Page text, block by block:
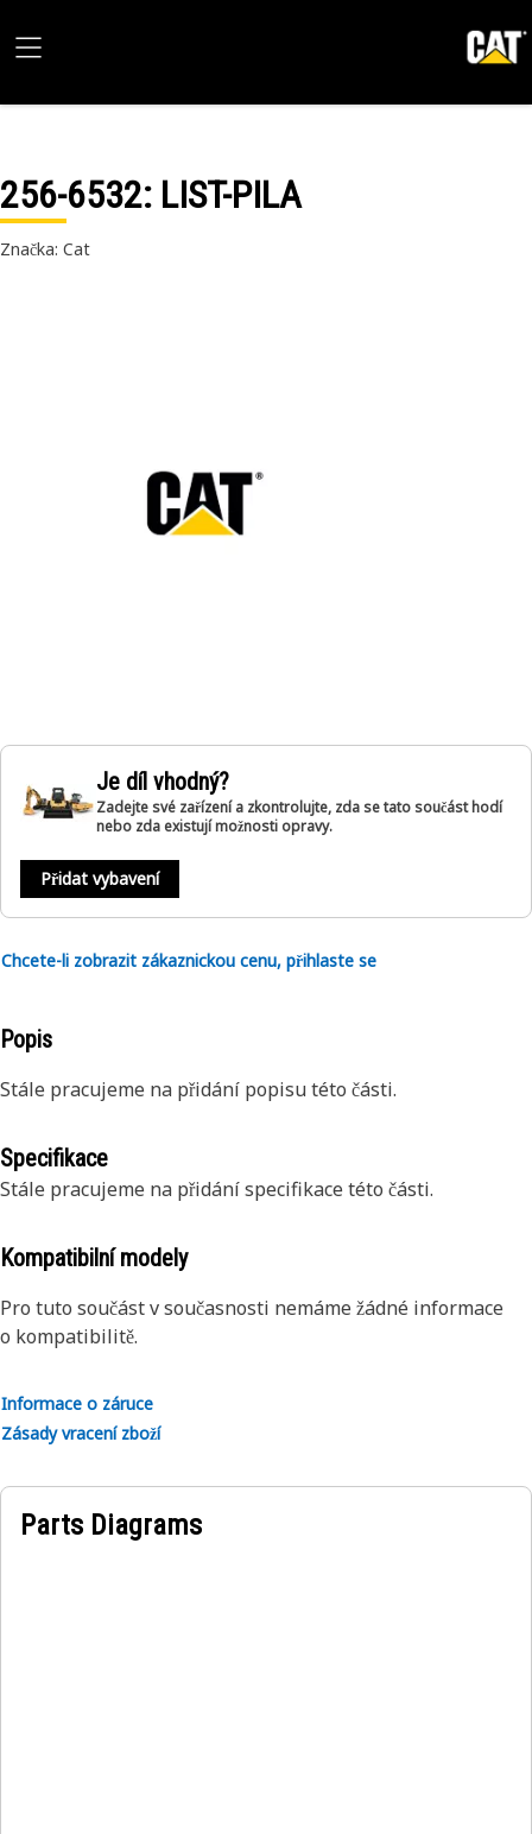
256-6532: LIST-PILA
Značka: Cat
Je díl vhodný?
Zadejte své zařízení a zkontrolujte, zda se tato součást hodí
nebo zda existují možnosti opravy.
Přidat vybavení
Chcete-li zobrazit zákaznickou cenu, přihlaste se
Popis
Stále pracujeme na přidání popisu této části.
Specifikace
Stále pracujeme na přidání specifikace této části.
Kompatibilní modely
Pro tuto součást v současnosti nemáme žádné informace
o kompatibilitě.
Informace o záruce
Zásady vracení zboží
Parts Diagrams